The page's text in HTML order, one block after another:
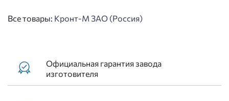
Все товары: Кронт-М ЗАО (Россия)
Официальная гарантия завода
изготовителя